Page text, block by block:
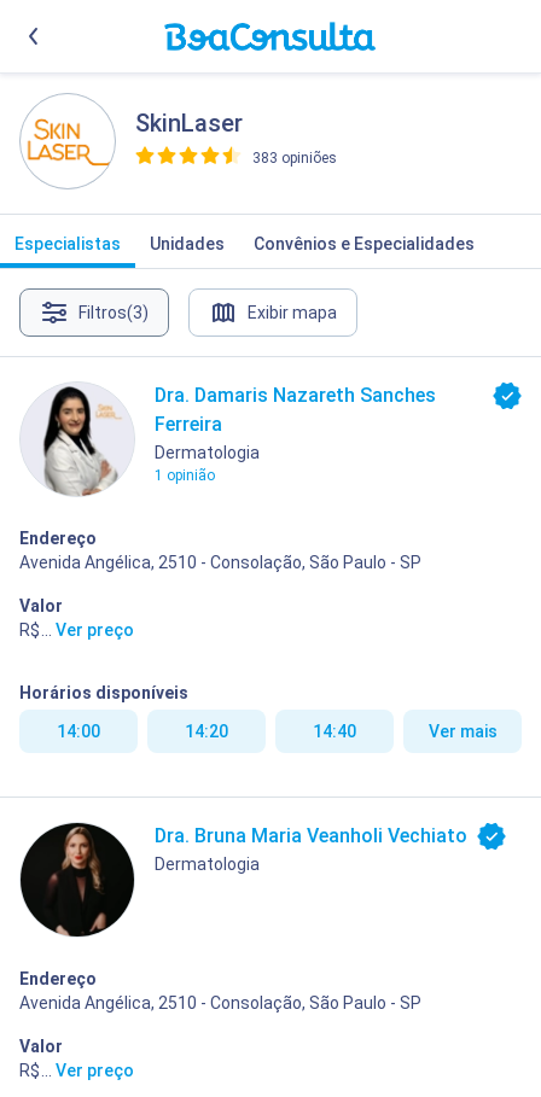
SkinLaser
383 opiniões
Especialistas Unidades Convênios e Especialidades
Filtros(3) Exibir mapa
Dra. Damaris Nazareth Sanches
Ferreira
Dermatologia
1 opinião
Endereço
Avenida Angélica, 2510 - Consolação, São Paulo - SP
Valor
R$ 400,00
Ver preço
Horários disponíveis
14:00
14:20 14:40 Ver mais
Dra. Bruna Maria Veanholi Vechiato
Dermatologia
Endereço
Avenida Angélica, 2510 - Consolação, São Paulo - SP
Valor
R$ 400,00
Ver preço